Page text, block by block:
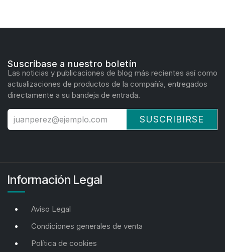
Suscríbase a nuestro boletín
Las noticias y publicaciones de blog más recientes así como
actualizaciones de productos de la compañía, entregados
directamente a su bandeja de entrada.
SUSCRIBIRSE
Información Legal
Aviso Legal
Condiciones generales de venta
Política de cookies